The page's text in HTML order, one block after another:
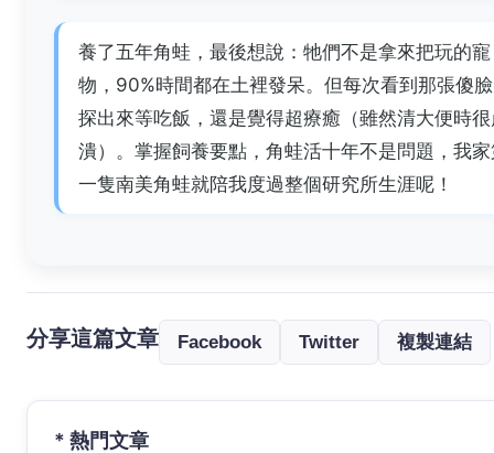
養了五年角蛙，最後想說：牠們不是拿來把玩的寵
物，90%時間都在土裡發呆。但每次看到那張傻臉
探出來等吃飯，還是覺得超療癒（雖然清大便時
潰）。掌握飼養要點，角蛙活十年不是問題，我
一隻南美角蛙就陪我度過整個研究所生涯呢！
分享這篇文章 Facebook Twitter 複製連結
* 熱門文章